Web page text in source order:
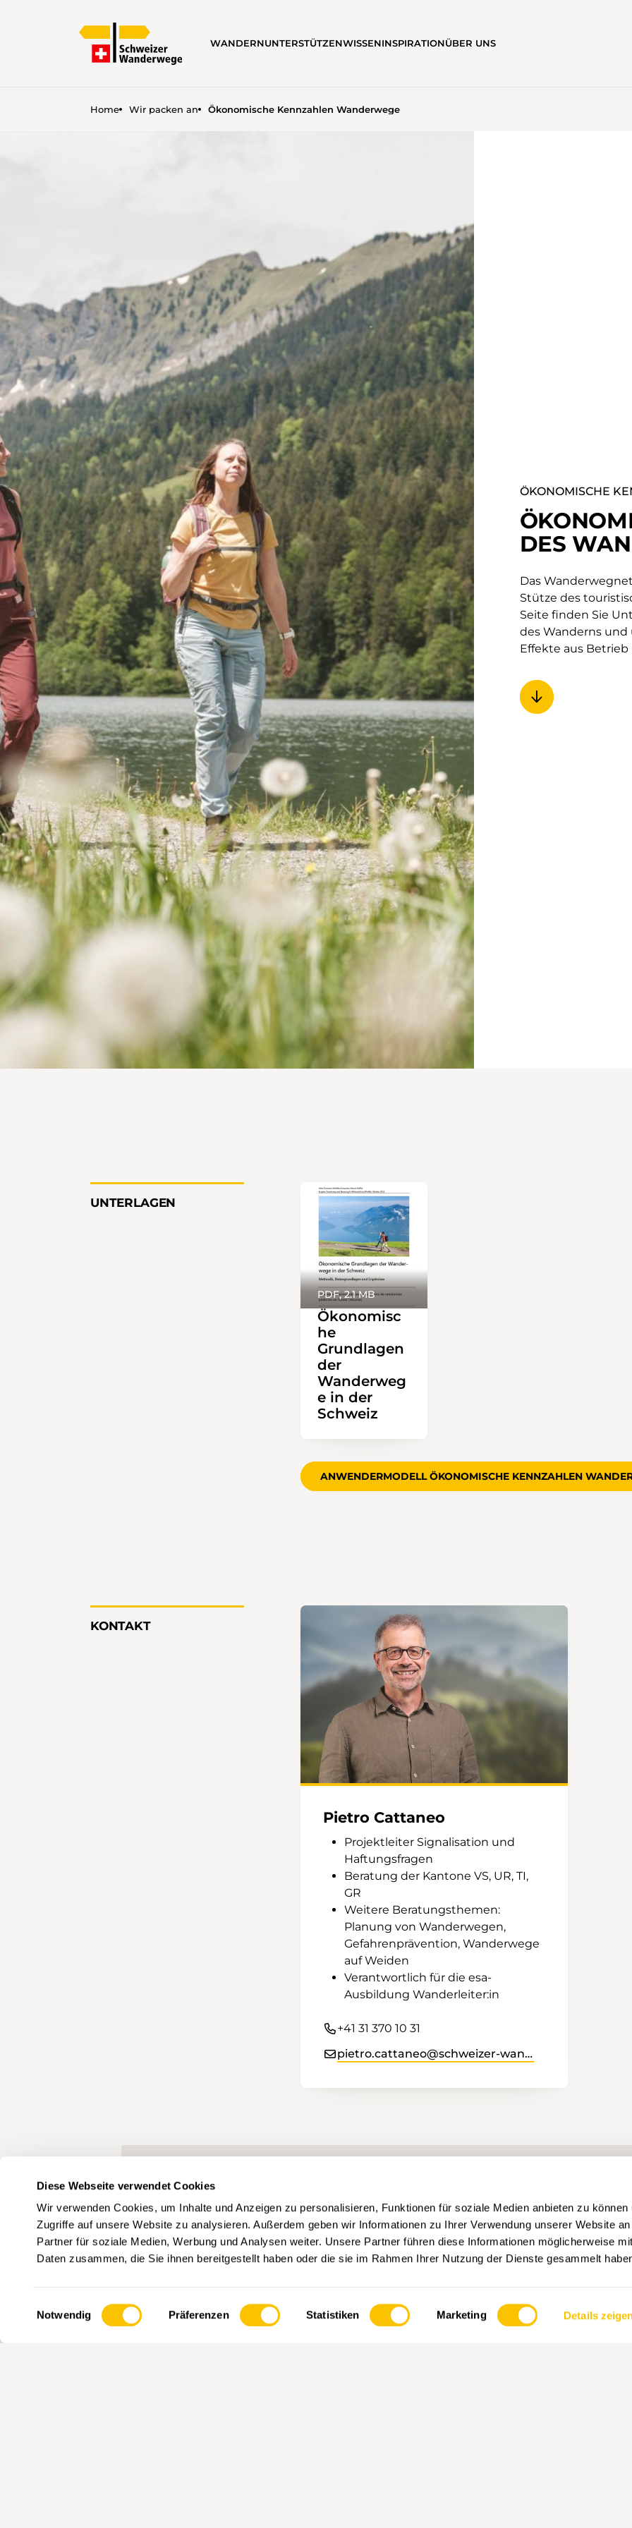
Diese Webseite verwendet Cookies
Wir verwenden Cookies, um Inhalte und Anzeigen zu personalisieren, Funktionen für soziale Medien anbieten zu können
Zugriffe auf unsere Website zu analysieren. Außerdem geben wir Informationen zu Ihrer Verwendung unserer Website
Partner für soziale Medien, Werbung und Analysen weiter. Unsere Partner führen diese Informationen möglicherweise
Daten zusammen, die Sie ihnen bereitgestellt haben oder die sie im Rahmen Ihrer Nutzung der Dienste gesammelt
Einwilligungsauswahl
Notwendig Präferenzen Statistiken Marketing Details
WANDERNUNTERSTÜTZENWISSENINSPIRATIONÜBER UNS
Home Wir packen an Ökonomische Kennzahlen Wanderwege
ÖKONOMISCHE KENNZAHLEN WANDERWEGE
ÖKONOMISCHE
DES
Das
Stütze des
Seite finden Sie
des Wanderns
Effekte aus
UNTERLAGEN
Ökonomisc
he
Grundlagen
der
Wanderweg
e in der
Schweiz
PDF, 2.1 MB
ANWENDERMODELL ÖKONOMISCHE KENNZAHLEN
KONTAKT
Pietro Cattaneo
Projektleiter Signalisation und
Haftungsfragen
Beratung der Kantone VS, UR, TI,
GR
Weitere Beratungsthemen:
Planung von Wanderwegen,
Gefahrenprävention, Wanderwege
auf Weiden
Verantwortlich für die esa-
Ausbildung Wanderleiter:in
+41 31 370 10 31
pietro.cattaneo@schweizer-wanderwege.ch
Unterhalt Signalisation Wanderwegnetz Kantonale Wanderweg-
Mit Klick auf ein Tag können Sie dieses in Ihrem Account hinzufügen und erhalten auf Ihre
vorgeschlagen. Tags können nur in einem Account gespeichert werden.